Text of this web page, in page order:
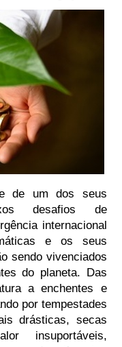
de um dos seus
desafios de
internacional
e os seus
sendo vivenciados
do planeta. Das
a enchentes e
por tempestades
drásticas, secas
insuportáveis,